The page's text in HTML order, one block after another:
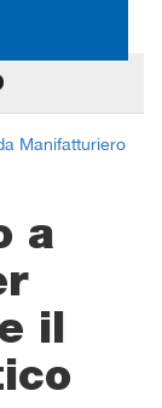
Manifatturiero
a
il